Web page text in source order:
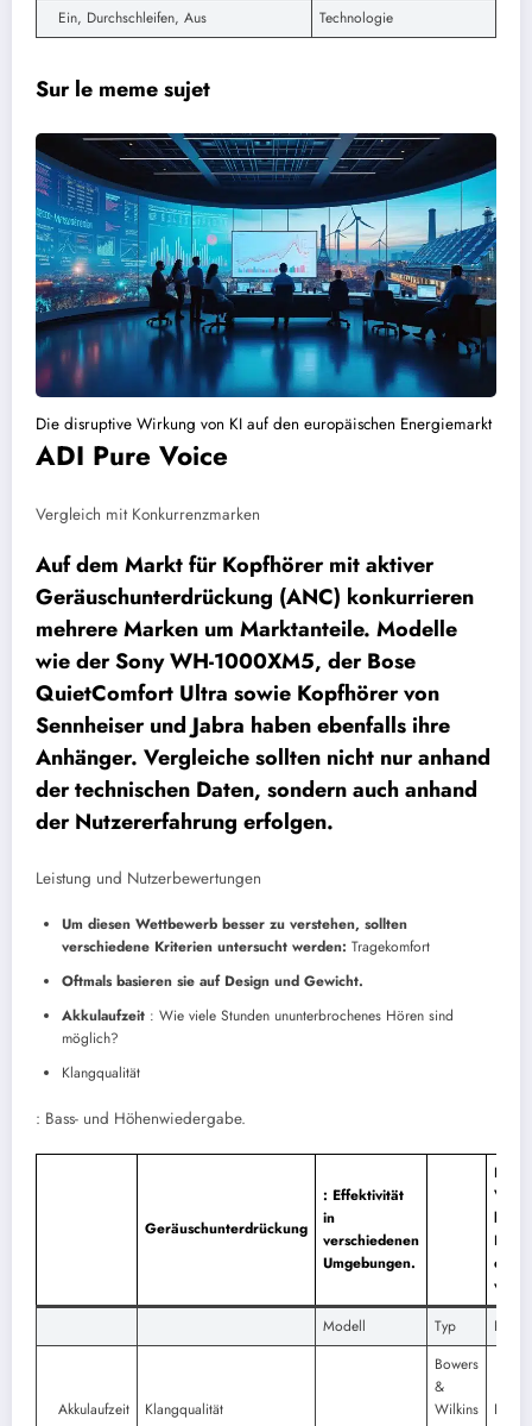
Ein, Durchschleifen, Aus
Technologie
Sur le meme sujet
Die disruptive Wirkung von KI auf den europäischen Energiemarkt
ADI Pure Voice
Vergleich mit Konkurrenzmarken
Auf dem Markt für Kopfhörer mit aktiver
Geräuschunterdrückung (ANC) konkurrieren
mehrere Marken um Marktanteile. Modelle
wie der Sony WH-1000XM5, der Bose
QuietComfort Ultra sowie Kopfhörer von
Sennheiser und Jabra haben ebenfalls ihre
Anhänger. Vergleiche sollten nicht nur anhand
der technischen Daten, sondern auch anhand
der Nutzererfahrung erfolgen.
Leistung und Nutzerbewertungen
Um diesen Wettbewerb besser zu verstehen, sollten
verschiedene Kriterien untersucht werden: Tragekomfort
Oftmals basieren sie auf Design und Gewicht.
Akkulaufzeit : Wie viele Stunden ununterbrochenes Hören sind
möglich?
Klangqualität
: Bass- und Höhenwiedergabe.
Geräuschunterdrückung
: Effektivität
in
verschiedenen
Umgebungen.
Eine
kann
der
Modell
Typ Preis
Akkulaufzeit Klangqualität
Bowers
&
Wilkins
Rund